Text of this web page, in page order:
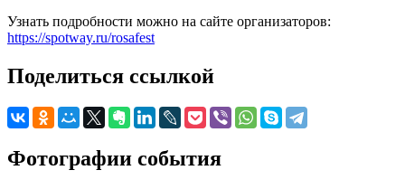
Узнать подробности можно на сайте организаторов:
https://spotway.ru/rosafest
Поделиться ссылкой
Фотографии события